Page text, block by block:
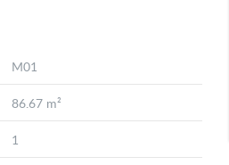
M01
86.67 m²
1